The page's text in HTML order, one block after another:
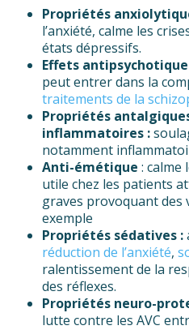
Propriétés
l’anxiété, calme les
états dépressifs.
Effets
peut entrer dans la
traitements de la
Propriétés
inflammatoires :
notamment
Anti-émétique : calme
utile chez les patients
graves provoquant des
exemple
Propriétés sédatives :
réduction de l’anxiété,
ralentissement de la
des réflexes.
Propriétés neuro-
lutte contre les AVC